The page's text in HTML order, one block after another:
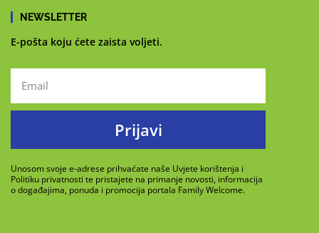
NEWSLETTER
E-pošta koju ćete zaista voljeti.
Prijavi
Unosom svoje e-adrese prihvaćate naše Uvjete korištenja i
Politiku privatnosti te pristajete na primanje novosti, informacija
o događajima, ponuda i promocija portala Family Welcome.